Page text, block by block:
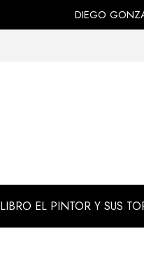
DIEGO
LIBRO EL PINTOR Y SUS